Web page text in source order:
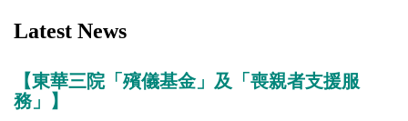
Latest News
【東華三院「殯儀基金」及「喪親者支援服
務」】